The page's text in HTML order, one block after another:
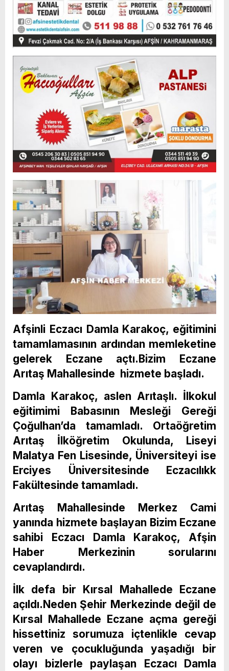
Afşinli Eczacı Damla Karakoç, eğitimini
tamamlamasının ardından memleketine
gelerek Eczane açtı.Bizim Eczane
Arıtaş Mahallesinde hizmete başladı.
Damla Karakoç, aslen Arıtaşlı. İlkokul
eğitimimi Babasının Mesleği Gereği
Çoğulhan’da tamamladı. Ortaöğretim
Arıtaş İlköğretim Okulunda, Liseyi
Malatya Fen Lisesinde, Üniversiteyi ise
Erciyes Üniversitesinde Eczacılıkk
Fakültesinde tamamladı.
Arıtaş Mahallesinde Merkez Cami
yanında hizmete başlayan Bizim Eczane
sahibi Eczacı Damla Karakoç, Afşin
Haber Merkezinin sorularını
cevaplandırdı.
İlk defa bir Kırsal Mahallede Eczane
açıldı.Neden Şehir Merkezinde değil de
Kırsal Mahallede Eczane açma gereği
hissettiniz sorumuza içtenlikle cevap
veren ve çocukluğunda yaşadığı bir
olayı bizlerle paylaşan Eczacı Damla